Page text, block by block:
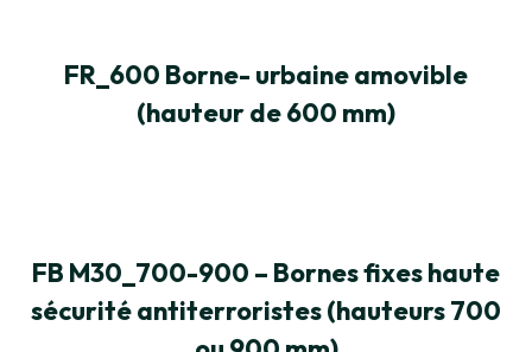
FR_600 Borne- urbaine amovible
(hauteur de 600 mm)
FB M30_700-900 – Bornes fixes haute
sécurité antiterroristes (hauteurs 700